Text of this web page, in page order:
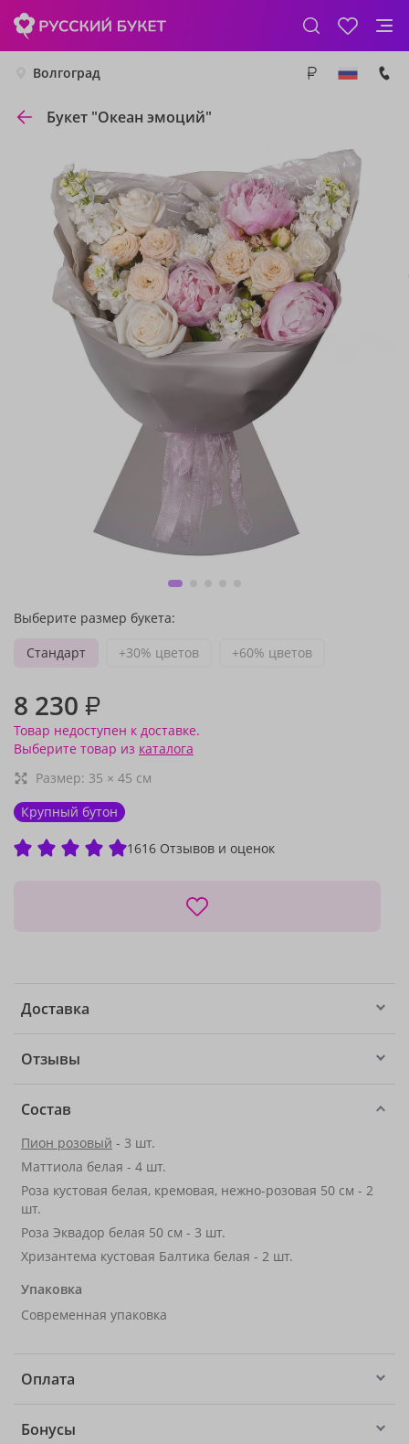
Волгоград
Букет "Океан эмоций"
Выберите размер букета:
Стандарт
+30% цветов +60% цветов
8 230 ₽
Товар недоступен к доставке.
Выберите товар из каталога
Размер: 35 × 45 см
Крупный бутон
1616 Отзывов и оценок
Доставка
Отзывы
Состав
Пион розовый - 3 шт.
Маттиола белая - 4 шт.
Роза кустовая белая, кремовая, нежно-розовая 50 см - 2
шт.
Роза Эквадор белая 50 см - 3 шт.
Хризантема кустовая Балтика белая - 2 шт.
Упаковка
Современная упаковка
Оплата
Бонусы